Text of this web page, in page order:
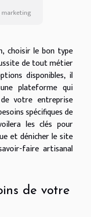
choisir le bon type
de tout métier
disponibles, il
plateforme qui
votre entreprise
spécifiques de
les clés pour
et dénicher le site
faire artisanal
de votre